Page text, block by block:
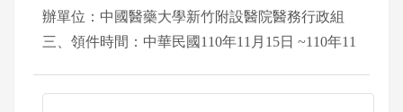
辦單位：中國醫藥大學新竹附設醫院醫務行政組
三、領件時間：中華民國110年11月15日 ~110年11
中國醫藥大學新竹附設醫院醫療棟一樓服務台